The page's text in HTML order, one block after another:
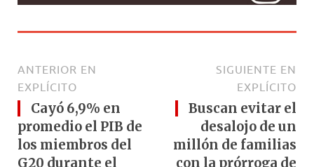
ANTERIOR EN
EXPLÍCITO
Cayó 6,9% en
promedio el PIB de
los miembros del
G20 durante el
SIGUIENTE EN
EXPLÍCITO
Buscan evitar el
desalojo de un
millón de familias
con la prórroga de